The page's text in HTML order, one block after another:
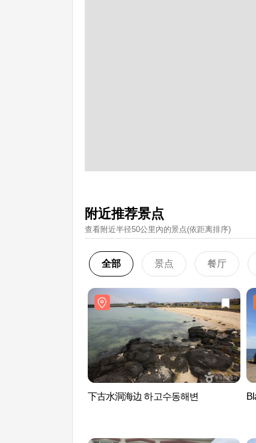
附近推荐景点
查看附近半径50公里內的景点(依距离排序)
全部 景点 餐厅
下古水洞海边 하고수동해변